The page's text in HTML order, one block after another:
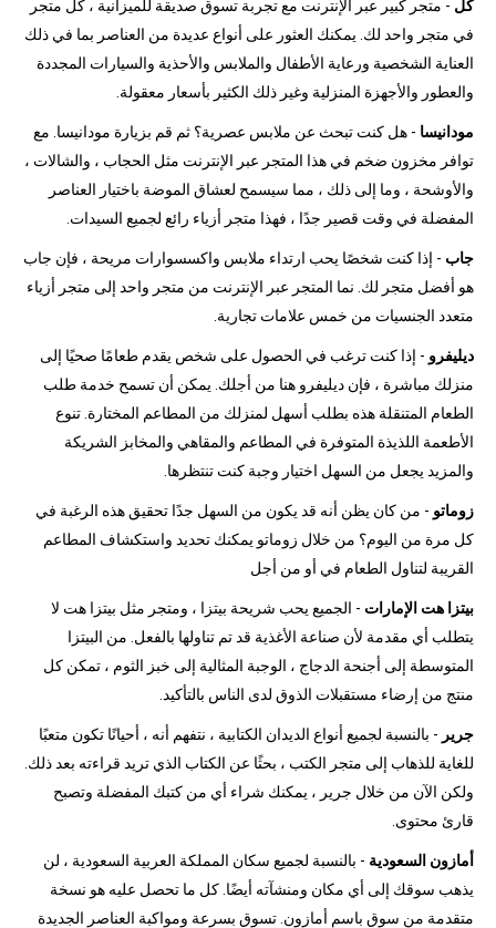
كل - متجر كبير عبر الإنترنت مع تجربة تسوق صديقة للميزانية ، كل متجر
في متجر واحد لك. يمكنك العثور على أنواع عديدة من العناصر بما في ذلك
العناية الشخصية ورعاية الأطفال والملابس والأحذية والسيارات المجددة
والعطور والأجهزة المنزلية وغير ذلك الكثير بأسعار معقولة.
مودانيسا - هل كنت تبحث عن ملابس عصرية؟ ثم قم بزيارة مودانيسا. مع
توافر مخزون ضخم في هذا المتجر عبر الإنترنت مثل الحجاب ، والشالات ،
والأوشحة ، وما إلى ذلك ، مما سيسمح لعشاق الموضة باختيار العناصر
المفضلة في وقت قصير جدًا ، فهذا متجر أزياء رائع لجميع السيدات.
جاب - إذا كنت شخصًا يحب ارتداء ملابس واكسسوارات مريحة ، فإن جاب
هو أفضل متجر لك. نما المتجر عبر الإنترنت من متجر واحد إلى متجر أزياء
متعدد الجنسيات من خمس علامات تجارية.
ديليفرو - إذا كنت ترغب في الحصول على شخص يقدم طعامًا صحيًا إلى
منزلك مباشرة ، فإن ديليفرو هنا من أجلك. يمكن أن تسمح خدمة طلب
الطعام المتنقلة هذه بطلب أسهل لمنزلك من المطاعم المختارة. تنوع
الأطعمة اللذيذة المتوفرة في المطاعم والمقاهي والمخابز الشريكة
والمزيد يجعل من السهل اختيار وجبة كنت تنتظرها.
زوماتو - من كان يظن أنه قد يكون من السهل جدًا تحقيق هذه الرغبة في
كل مرة من اليوم؟ من خلال زوماتو يمكنك تحديد واستكشاف المطاعم
القريبة لتناول الطعام في أو من أجل
بيتزا هت الإمارات - الجميع يحب شريحة بيتزا ، ومتجر مثل بيتزا هت لا
يتطلب أي مقدمة لأن صناعة الأغذية قد تم تناولها بالفعل. من البيتزا
المتوسطة إلى أجنحة الدجاج ، الوجبة المثالية إلى خبز الثوم ، تمكن كل
منتج من إرضاء مستقبلات الذوق لدى الناس بالتأكيد.
جرير - بالنسبة لجميع أنواع الديدان الكتابية ، نتفهم أنه ، أحيانًا تكون متعبًا
للغاية للذهاب إلى متجر الكتب ، بحثًا عن الكتاب الذي تريد قراءته بعد ذلك.
ولكن الآن من خلال جرير ، يمكنك شراء أي من كتبك المفضلة وتصبح
قارئ محتوى.
أمازون السعودية - بالنسبة لجميع سكان المملكة العربية السعودية ، لن
يذهب سوقك إلى أي مكان ومنشآته أيضًا. كل ما تحصل عليه هو نسخة
متقدمة من سوق باسم أمازون. تسوق بسرعة ومواكبة العناصر الجديدة